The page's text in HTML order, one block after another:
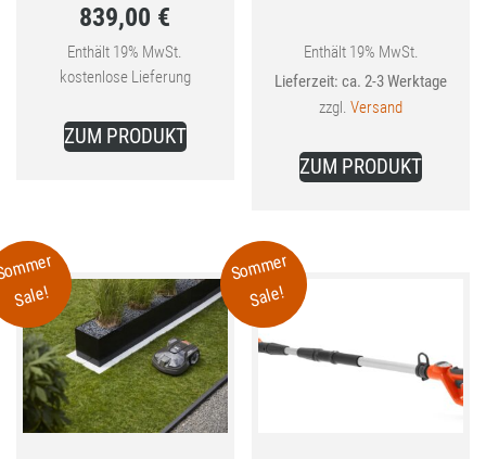
1.049,00 €
839,00 €
Aktueller
Preis
ist:
839,00 €.
Enthält 19% MwSt.
kostenlose Lieferung
ZUM PRODUKT
Enthält 19% MwSt.
Lieferzeit: ca. 2-3 Werktage
zzgl.Versand
ZUM PRODUKTProdukt
können
Sale!
Sommer
Sale!